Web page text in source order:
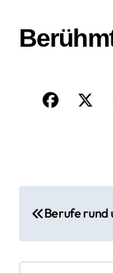
e
i
Berufe rund